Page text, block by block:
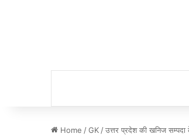
Home /GK /उत्तर प्रदेश की खनिज सम्पदा